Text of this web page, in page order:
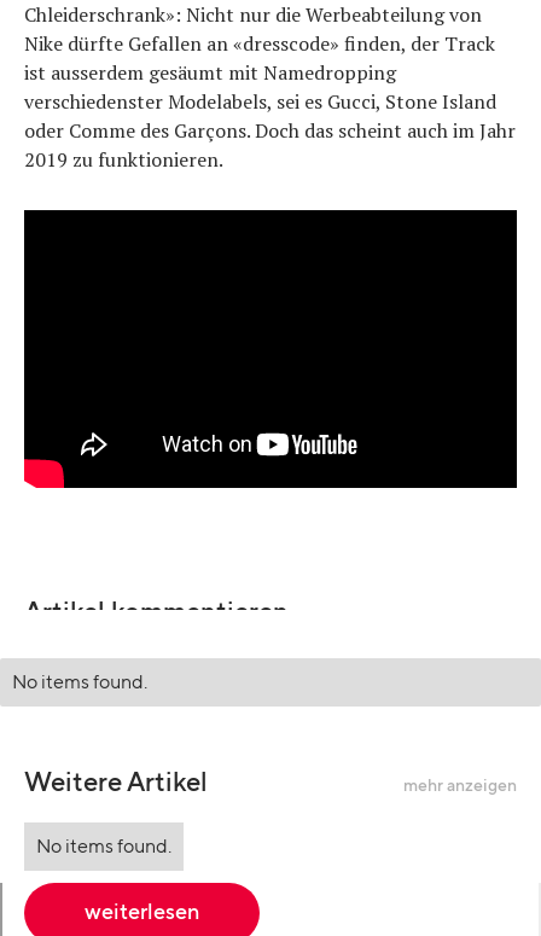
Chleiderschrank»: Nicht nur die Werbeabteilung von
Nike dürfte Gefallen an «dresscode» finden, der Track
ist ausserdem gesäumt mit Namedropping
verschiedenster Modelabels, sei es Gucci, Stone Island
oder Comme des Garçons. Doch das scheint auch im Jahr
2019 zu funktionieren.
Artikel kommentieren
No items found.
Weitere Artikel mehr anzeigen
No items found.
weiterlesen